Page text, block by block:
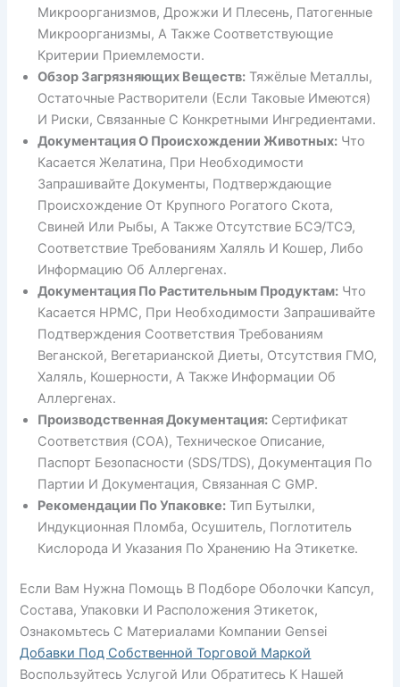
Микроорганизмов, Дрожжи И Плесень, Патогенные
Микроорганизмы, А Также Соответствующие
Критерии Приемлемости.
Обзор Загрязняющих Веществ: Тяжёлые Металлы,
Остаточные Растворители (если Таковые Имеются)
И Риски, Связанные С Конкретными Ингредиентами.
Документация О Происхождении Животных: Что
Касается Желатина, При Необходимости
Запрашивайте Документы, Подтверждающие
Происхождение От Крупного Рогатого Скота,
Свиней Или Рыбы, А Также Отсутствие БСЭ/ТСЭ,
Соответствие Требованиям Халяль И Кошер, Либо
Информацию Об Аллергенах.
Документация По Растительным Продуктам: Что
Касается HPMC, При Необходимости Запрашивайте
Подтверждения Соответствия Требованиям
Веганской, Вегетарианской Диеты, Отсутствия ГМО,
Халяль, Кошерности, А Также Информации Об
Аллергенах.
Производственная Документация: Сертификат
Соответствия (COA), Техническое Описание,
Паспорт Безопасности (SDS/TDS), Документация По
Партии И Документация, Связанная С GMP.
Рекомендации По Упаковке: Тип Бутылки,
Индукционная Пломба, Осушитель, Поглотитель
Кислорода И Указания По Хранению На Этикетке.
Если Вам Нужна Помощь В Подборе Оболочки Капсул,
Состава, Упаковки И Расположения Этикеток,
Ознакомьтесь С Материалами Компании Gensei
Добавки Под Собственной Торговой Маркой
Воспользуйтесь Услугой Или Обратитесь К Нашей